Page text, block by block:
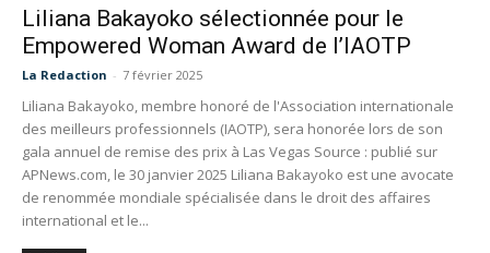
Liliana Bakayoko sélectionnée pour le
Empowered Woman Award de l’IAOTP
La Redaction - 7 février 2025
Liliana Bakayoko, membre honoré de l'Association internationale
des meilleurs professionnels (IAOTP), sera honorée lors de son
gala annuel de remise des prix à Las Vegas Source : publié sur
APNews.com, le 30 janvier 2025 Liliana Bakayoko est une avocate
de renommée mondiale spécialisée dans le droit des affaires
international et le...